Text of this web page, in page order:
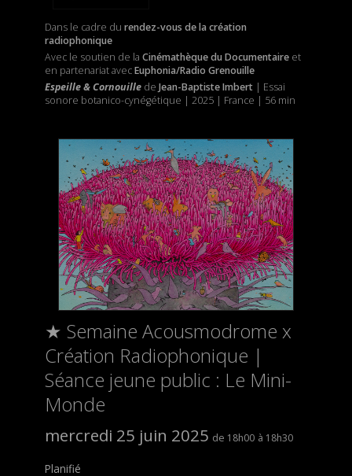
Dans le cadre du rendez-vous de la création
radiophonique
Avec le soutien de la Cinémathèque du Documentaire et
en partenariat avecEuphonia/Radio Grenouille
Espeille & Cornouille de Jean-Baptiste Imbert| Essai
sonore botanico-cynégétique | 2025 | France | 56 min
★ Semaine Acousmodrome x
Création Radiophonique |
Séance jeune public : Le Mini-
Monde
mercredi 25 juin 2025 18h00 18h30
Planifié